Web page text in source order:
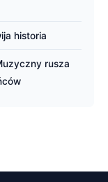
historia
rusza